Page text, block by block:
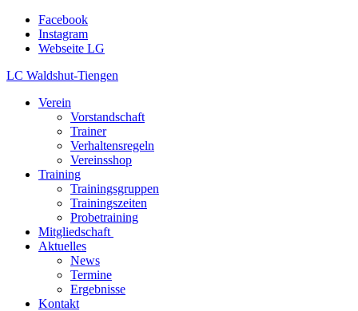
Facebook
Instagram
Webseite LG
LC Waldshut-Tiengen
Verein
Vorstandschaft
Trainer
Verhaltensregeln
Vereinsshop
Training
Trainingsgruppen
Trainingszeiten
Probetraining
Mitgliedschaft
Aktuelles
News
Termine
Ergebnisse
Kontakt